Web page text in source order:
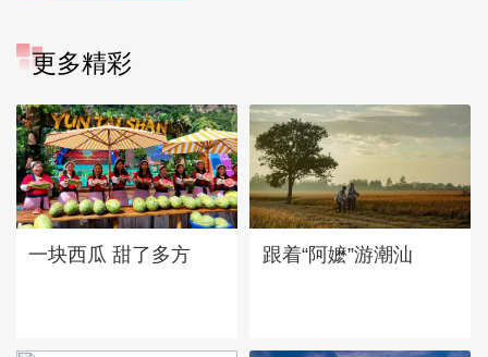
更多精彩
一块西瓜 甜了多方 跟着“阿嬷”游潮汕